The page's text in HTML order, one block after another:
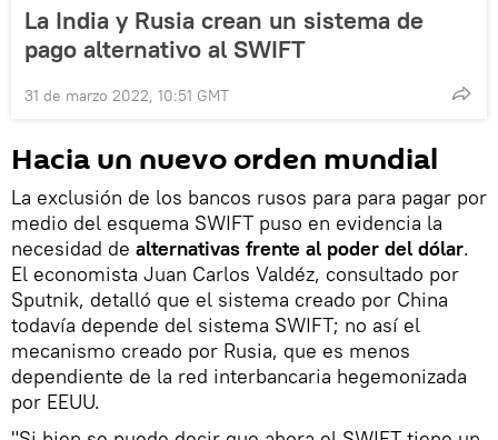
La India y Rusia crean un sistema de
pago alternativo al SWIFT
31 de marzo 2022, 10:51 GMT
Hacia un nuevo orden mundial
La exclusión de los bancos rusos para para pagar por
medio del esquema SWIFT puso en evidencia la
necesidad de alternativas frente al poder del dólar.
El economista Juan Carlos Valdéz, consultado por
Sputnik, detalló que el sistema creado por China
todavía depende del sistema SWIFT; no así el
mecanismo creado por Rusia, que es menos
dependiente de la red interbancaria hegemonizada
por EEUU.